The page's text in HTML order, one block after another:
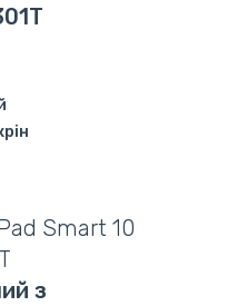
Smart 10
з